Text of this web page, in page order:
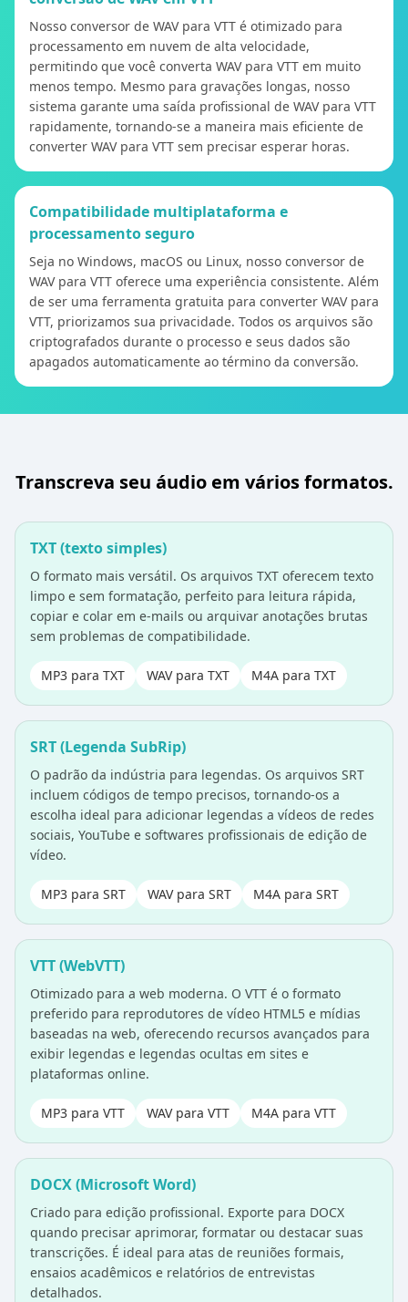
Nosso conversor de WAV para VTT é otimizado para
processamento em nuvem de alta velocidade,
permitindo que você converta WAV para VTT em muito
menos tempo. Mesmo para gravações longas, nosso
sistema garante uma saída profissional de WAV para VTT
rapidamente, tornando-se a maneira mais eficiente de
converter WAV para VTT sem precisar esperar horas.
Compatibilidade multiplataforma e
processamento seguro
Seja no Windows, macOS ou Linux, nosso conversor de
WAV para VTT oferece uma experiência consistente. Além
de ser uma ferramenta gratuita para converter WAV para
VTT, priorizamos sua privacidade. Todos os arquivos são
criptografados durante o processo e seus dados são
apagados automaticamente ao término da conversão.
Transcreva seu áudio em vários formatos.
TXT (texto simples)
O formato mais versátil. Os arquivos TXT oferecem texto
limpo e sem formatação, perfeito para leitura rápida,
copiar e colar em e-mails ou arquivar anotações brutas
sem problemas de compatibilidade.
MP3 para TXT WAV para TXT M4A para TXT
SRT (Legenda SubRip)
O padrão da indústria para legendas. Os arquivos SRT
incluem códigos de tempo precisos, tornando-os a
escolha ideal para adicionar legendas a vídeos de redes
sociais, YouTube e softwares profissionais de edição de
vídeo.
MP3 para SRT WAV para SRT M4A para SRT
VTT (WebVTT)
Otimizado para a web moderna. O VTT é o formato
preferido para reprodutores de vídeo HTML5 e mídias
baseadas na web, oferecendo recursos avançados para
exibir legendas e legendas ocultas em sites e
plataformas online.
MP3 para VTT WAV para VTT M4A para VTT
DOCX (Microsoft Word)
Criado para edição profissional. Exporte para DOCX
quando precisar aprimorar, formatar ou destacar suas
transcrições. É ideal para atas de reuniões formais,
ensaios acadêmicos e relatórios de entrevistas
detalhados.